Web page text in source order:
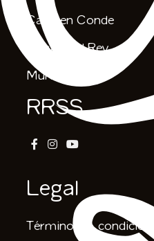
Carmen Conde
Casas del Rey
Murcia
RRSS
Legal
Términos &